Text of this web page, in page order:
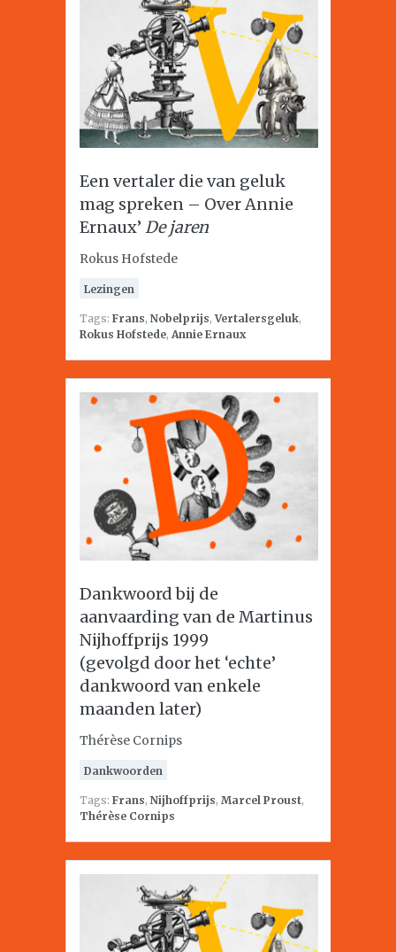
Een vertaler die van geluk
mag spreken – Over Annie
Ernaux’ De jaren
Rokus Hofstede
Lezingen
Tags: Frans, Nobelprijs,Vertalersgeluk,
Rokus Hofstede, Annie Ernaux
Dankwoord bij de
aanvaarding van de Martinus
Nijhoffprijs 1999
(gevolgd door het ‘echte’
dankwoord van enkele
maanden later)
Thérèse Cornips
Dankwoorden
Tags: Frans, Nijhoffprijs, Marcel Proust,
Thérèse Cornips